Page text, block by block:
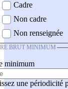
Cadre
Non cadre
Non renseignée
BRUT MINIMUM
minimum
une périodicité